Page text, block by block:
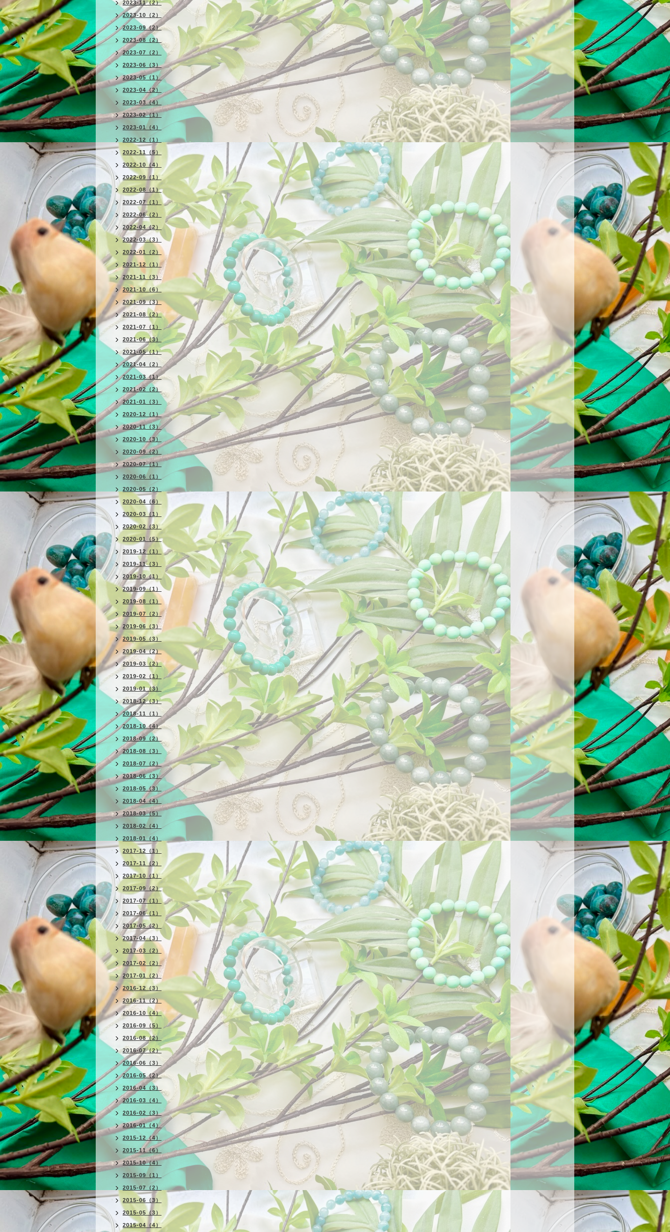
2023-11（2）
2023-10（2）
2023-09（2）
2023-08（2）
2023-07（2）
2023-06（3）
2023-05（1）
2023-04（2）
2023-03（4）
2023-02（1）
2023-01（4）
2022-12（1）
2022-11（5）
2022-10（4）
2022-09（1）
2022-08（1）
2022-07（1）
2022-06（2）
2022-04（2）
2022-03（3）
2022-01（2）
2021-12（1）
2021-11（3）
2021-10（6）
2021-09（3）
2021-08（2）
2021-07（1）
2021-06（3）
2021-05（1）
2021-04（2）
2021-03（1）
2021-02（2）
2021-01（3）
2020-12（1）
2020-11（3）
2020-10（3）
2020-09（2）
2020-07（1）
2020-06（1）
2020-05（2）
2020-04（6）
2020-03（1）
2020-02（3）
2020-01（5）
2019-12（1）
2019-11（3）
2019-10（1）
2019-09（1）
2019-08（1）
2019-07（2）
2019-06（3）
2019-05（3）
2019-04（2）
2019-03（2）
2019-02（1）
2019-01（3）
2018-12（3）
2018-11（1）
2018-10（4）
2018-09（2）
2018-08（3）
2018-07（2）
2018-06（3）
2018-05（3）
2018-04（4）
2018-03（5）
2018-02（4）
2018-01（4）
2017-12（1）
2017-11（2）
2017-10（1）
2017-09（2）
2017-07（1）
2017-06（1）
2017-05（2）
2017-04（3）
2017-03（2）
2017-02（2）
2017-01（2）
2016-12（3）
2016-11（2）
2016-10（4）
2016-09（5）
2016-08（2）
2016-07（2）
2016-06（3）
2016-05（2）
2016-04（3）
2016-03（4）
2016-02（3）
2016-01（4）
2015-12（4）
2015-11（6）
2015-10（4）
2015-09（1）
2015-07（2）
2015-06（3）
2015-05（3）
2015-04（4）